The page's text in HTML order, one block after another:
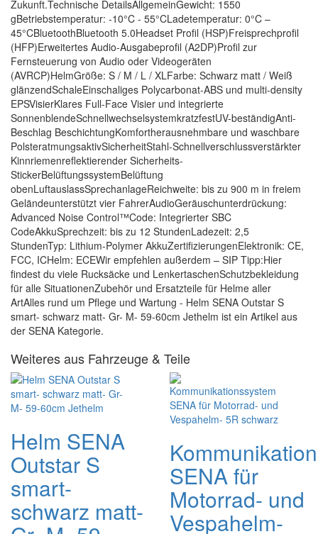
Zukunft.Technische DetailsAllgemeinGewicht: 1550
gBetriebstemperatur: -10°C - 55°CLadetemperatur: 0°C –
45°CBluetoothBluetooth 5.0Headset Profil (HSP)Freisprechprofil
(HFP)Erweitertes Audio-Ausgabeprofil (A2DP)Profil zur
Fernsteuerung von Audio oder Videogeräten
(AVRCP)HelmGröße: S / M / L / XLFarbe: Schwarz matt / Weiß
glänzendSchaleEinschaliges Polycarbonat-ABS und multi-density
EPSVisierKlares Full-Face Visier und integrierte
SonnenblendeSchnellwechselsystemkratzfestUV-beständigAnti-
Beschlag BeschichtungKomfortherausnehmbare und waschbare
PolsteratmungsaktivSicherheitStahl-Schnellverschlussverstärkter
Kinnriemenreflektierender Sicherheits-
StickerBelüftungssystemBelüftung
obenLuftauslassSprechanlageReichweite: bis zu 900 m in freiem
Geländeunterstützt vier FahrerAudioGeräuschunterdrückung:
Advanced Noise Control™Code: Integrierter SBC
CodeAkkuSprechzeit: bis zu 12 StundenLadezeit: 2,5
StundenTyp: Lithium-Polymer AkkuZertifizierungenElektronik: CE,
FCC, ICHelm: ECEWir empfehlen außerdem – SIP Tipp:Hier
findest du viele Rucksäcke und LenkertaschenSchutzbekleidung
für alle SituationenZubehör und Ersatzteile für Helme aller
ArtAlles rund um Pflege und Wartung - Helm SENA Outstar S
smart- schwarz matt- Gr- M- 59-60cm Jethelm ist ein Artikel aus
der SENA Kategorie.
Weiteres aus Fahrzeuge & Teile
Helm SENA
Outstar S
smart-
schwarz matt-
SENA für
Motorrad- und
Vespahelm-